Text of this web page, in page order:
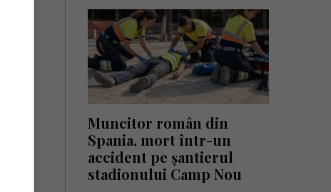
Muncitor român din
Spania, mort într-un
accident pe șantierul
stadionului Camp Nou